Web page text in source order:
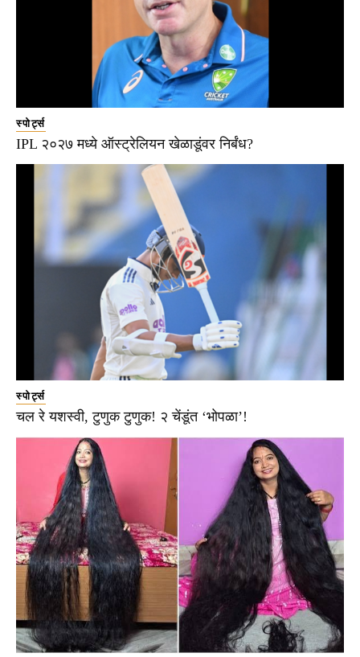
स्पोर्ट्स
IPL २०२७ मध्ये ऑस्ट्रेलियन खेळाडूंवर निर्बंध?
स्पोर्ट्स
चल रे यशस्वी, टुणुक टुणुक! २ चेंडूंत ‘भोपळा’!